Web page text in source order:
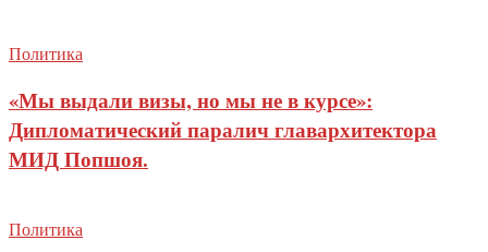
Политика
«Мы выдали визы, но мы не в курсе»:
Дипломатический паралич главархитектора
МИД Попшоя.
Политика